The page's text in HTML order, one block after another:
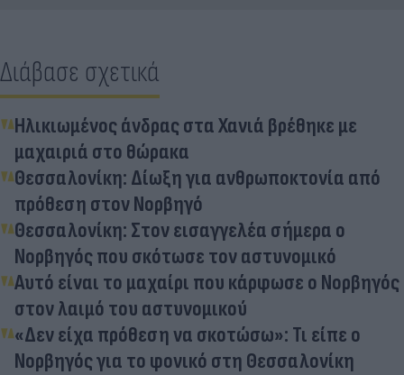
Διάβασε σχετικά
Ηλικιωμένος άνδρας στα Χανιά βρέθηκε με
μαχαιριά στο θώρακα
Θεσσαλονίκη: Δίωξη για ανθρωποκτονία από
πρόθεση στον Νορβηγό
Θεσσαλονίκη: Στον εισαγγελέα σήμερα ο
Νορβηγός που σκότωσε τον αστυνομικό
Αυτό είναι το μαχαίρι που κάρφωσε ο Νορβηγός
στον λαιμό του αστυνομικού
«Δεν είχα πρόθεση να σκοτώσω»: Τι είπε ο
Νορβηγός για το φονικό στη Θεσσαλονίκη